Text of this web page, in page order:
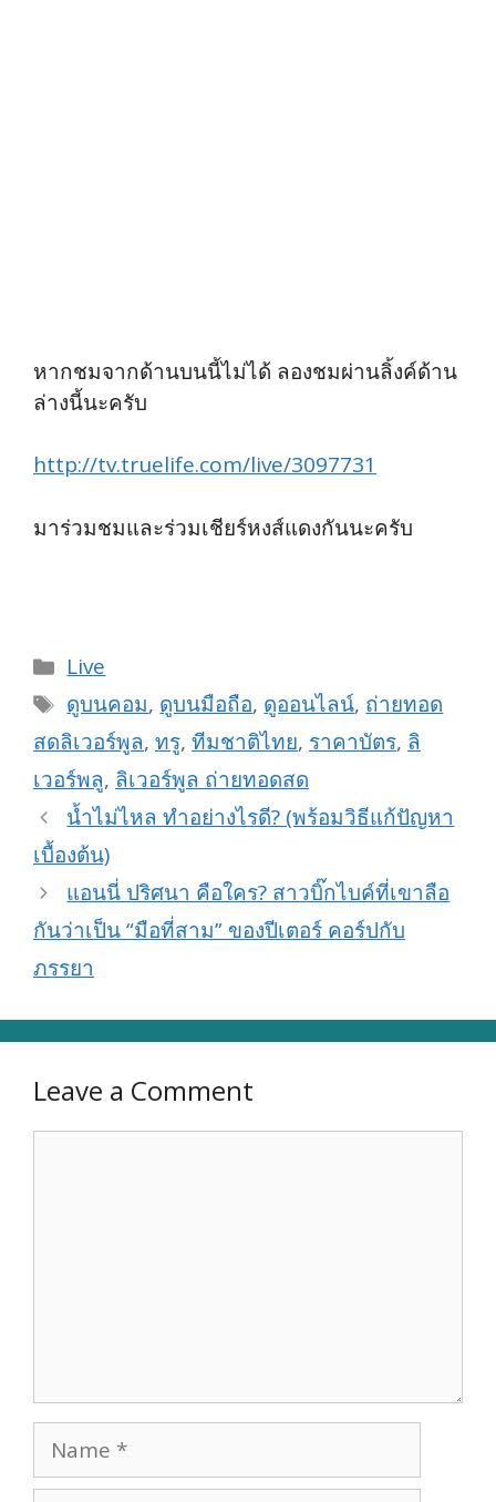
หากชมจากด้านบนนี้ไม่ได้ ลองชมผ่านลิ้งค์ด้าน
ล่างนี้นะครับ
http://tv.truelife.com/live/3097731
มาร่วมชมและร่วมเชียร์หงส์แดงกันนะครับ
Categories
Live
Tags
ดูบนคอม, ดูบนมือถือ, ดูออนไลน์, ถ่ายทอด
สดลิเวอร์พูล, ทรู, ทีมชาติไทย, ราคาบัตร, ลิ
เวอร์พลู, ลิเวอร์พูล ถ่ายทอดสด
น้ำไม่ไหล ทำอย่างไรดี? (พร้อมวิธีแก้ปัญหา
เบื้องต้น)
แอนนี่ ปริศนา คือใคร? สาวบิ๊กไบค์ที่เขาลือ
กันว่าเป็น “มือที่สาม” ของปีเตอร์ คอร์ปกับ
ภรรยา
Leave a Comment
Name